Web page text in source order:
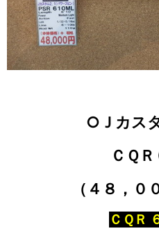
○Ｊカス
ＣＱ
（４８，０
ＣＱＲ